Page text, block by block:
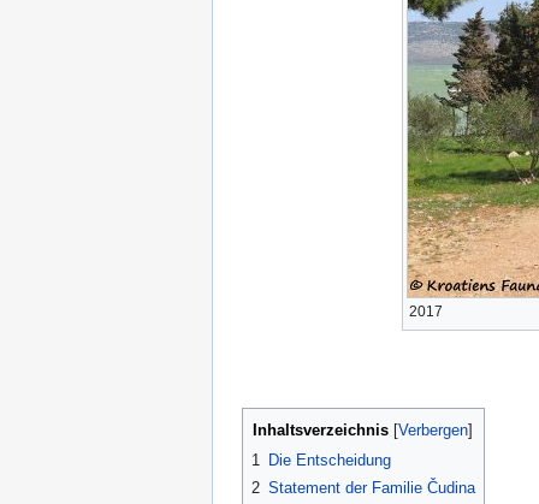
2017
Inhaltsverzeichnis
1 Die Entscheidung
2 Statement der Familie Čudina